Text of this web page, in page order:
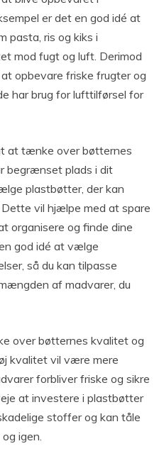
er det en god idé at
pasta, ris og kiks i
mod fugt og luft. Derimod
opbevare friske frugter og
har brug for lufttilførsel for
at tænke over bøtternes
begrænset plads i dit
plastbøtter, der kan
vil hjælpe med at spare
organisere og finde dine
god idé at vælge
så du kan tilpasse
af madvarer, du
over bøtternes kvalitet og
kvalitet vil være mere
forbliver friske og sikre
at investere i plastbøtter
stoffer og kan tåle
igen.